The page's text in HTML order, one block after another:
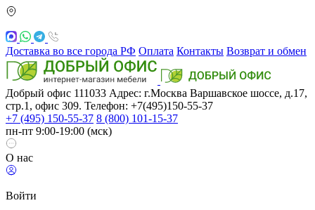
Доставка во все города РФ Оплата Контакты Возврат и обмен
Добрый офис 111033 Адрес: г.Москва Варшавское шоссе, д.17,
стр.1, офис 309. Телефон: +7(495)150-55-37
+7 (495) 150-55-37 8 (800) 101-15-37
пн-пт 9:00-19:00 (мск)
О нас
Войти